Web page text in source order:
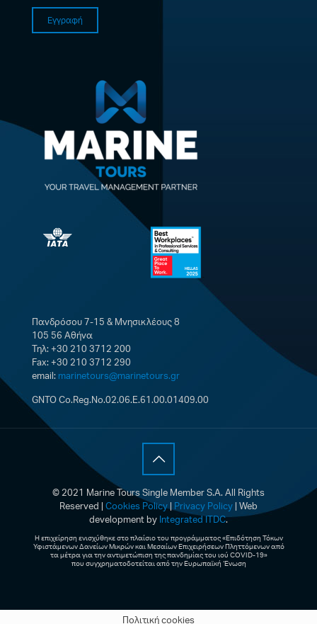
Εγγραφή
Πανδρόσου 7-15 & Μνησικλέους 8
105 56 Αθήνα
Τηλ: +30 210 3712 200
Fax: +30 210 3712 290
email: marinetours@marinetours.gr
GNTO Co.Reg.No.02.06.E.61.00.01409.00
© 2021 Marine Tours Single Member S.A. All Rights
Reserved | Cookies Policy | Privacy Policy | Web
development by Integrated ITDC.
Η επιχείρηση ενισχύθηκε στο πλαίσιο του προγράμματος «Επιδότηση Τόκων
Υφιστάμενων Δανείων Μικρών και Μεσαίων Επιχειρήσεων Πληττόμενων από
τα μέτρα για την αντιμετώπιση της πανδημίας του ιού COVID-19»
που συγχρηματοδοτείται από την Ευρωπαϊκή Ένωση
Πολιτική cookies